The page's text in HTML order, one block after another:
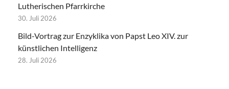
Lutherischen Pfarrkirche
30. Juli 2026
Bild-Vortrag zur Enzyklika von Papst Leo XIV. zur
künstlichen Intelligenz
28. Juli 2026